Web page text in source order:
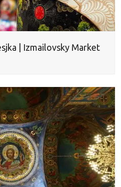
| Izmailovsky Market